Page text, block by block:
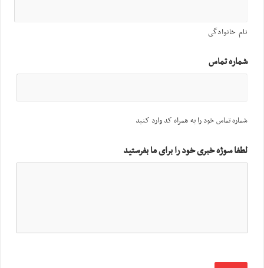
نام خانوادگی
شماره تماس
شماره تماس خود را به همراه کد وارد کنید
لطفا سوژه خبری خود را برای ما بفرستید